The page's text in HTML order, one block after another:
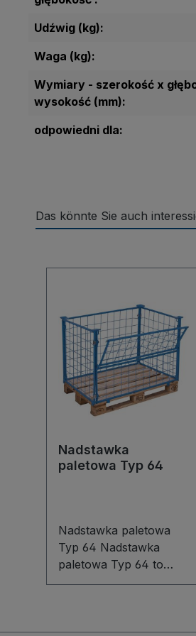
Udźwig (kg):
Waga (kg):
Wymiary - szerokość x
wysokość (mm):
odpowiedni dla:
Das könnte Sie auch
Nadstawka
paletowa Typ 64
Nadstawka paletowa
Typ 64 Nadstawka
paletowa Typ 64 to
wytrzymałe i
składowania towarów